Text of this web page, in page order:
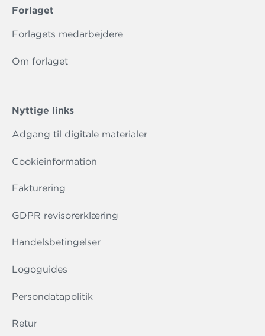
Forlaget
Forlagets medarbejdere
Om forlaget
Nyttige links
Adgang til digitale materialer
Cookieinformation
Fakturering
GDPR revisorerklæring
Handelsbetingelser
Logoguides
Persondatapolitik
Retur